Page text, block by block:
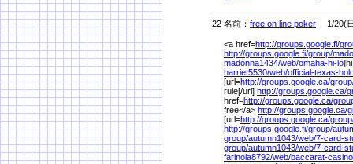
22 名前： free on line poker 1/20(
<a href=http://groups.google.fi/
http://groups.google.fi/group/
madonna1434/web/omaha-hi-lo
harriet5530/web/official-texas-
[url=http://groups.google.ca/
rule[/url] http://groups.google.ca/
href=http://groups.google.ca/
free</a> http://groups.google.ca/
[url=http://groups.google.ca/
http://groups.google.fi/group/
group/autumn1043/web/7-card-
group/autumn1043/web/7-card-
farinola8792/web/baccarat-